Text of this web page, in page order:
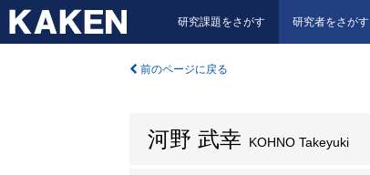
研究課題をさがす 研究者をさがす
前のページに戻る
河野 武幸 KOHNO Takeyuki